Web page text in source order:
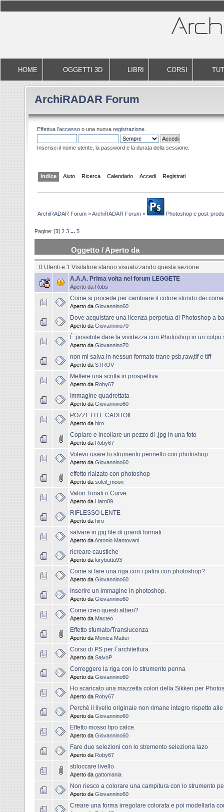
HOME OGGETTI 3D LIBRI CORSI
ArchiRADAR Forum
Effettua l'accesso o una nuova registrazione.
Inserisci il nome utente, la password e la durata della sessione.
Indice Aiuto Ricerca Calendario Accedi Registrati
ArchiRADAR Forum »ArchiRADAR Forum » Photoshop e post-
Pagine: [1] 2 3 ... 5
Oggetto / Aperto da
0 Utenti e 1 Visitatore stanno visualizzando questa sezione.
A.A.A. Prima volta nel forum LEGGETE
Aperto da Robs
Come si procede per cambiare il colore sfondo dei
Aperto da Giovannino60
Dove acquistare una licenza perpetua di Photoshop a
Aperto da Giovannino70
È possibile dare la vividezza con Photoshop in un colpo
Aperto da Giovannino70
non mi salva in nessun formato trane psb,raw,tif e tiff
Aperto da STROV
Mettere una scritta in prospettiva.
Aperto da Roby67
Immagine quadrettata
Aperto da Giovannino60
POZZETTI E CADITOIE
Aperto da hiro
Copiare e incollare un pezzo di .jpg in una foto
Aperto da Roby67
Volevo usare lo strumento pennello con photoshop
Aperto da Giovannino60
effetto rialzato con photoshop
Aperto da soleil_moon
Valori Tonali o Curve
Aperto da Harn89
RIFLESSO LENTE
Aperto da hiro
salvare in jpg file di grandi formati
Aperto daAntonio Mantovani
ricreare caustiche
Aperto da lorybuttu93
Come si fare una riga con i palini con photoshop?
Aperto da Giovannino60
Inserire un immagine in photoshop.
Aperto da Giovannino60
Come creo questi alberi?
Aperto da Macteo
Effetto sfumato/Translucenza
Aperto da Monica Mattei
Corso di PS per l´architettura
Aperto da SalvoP
Correggere la riga con lo strumento penna
Aperto da Giovannino60
Ho scaricato una mazzetta colori della Sikken per
Aperto da Roby67
Perchè il livello originale non rimane integro rispetto
Aperto da Giovannino60
Effetto mosso tipo calce.
Aperto da Giovannino60
Fare due selezioni con lo stremento seleziona lazo
Aperto da Roby67
sbloccare livello
Aperto da gattomania
Non riesco a colorare una campitura con lo strumento
Aperto da Giovannino60
Creare una forma irregolare colorata e poi modellarla